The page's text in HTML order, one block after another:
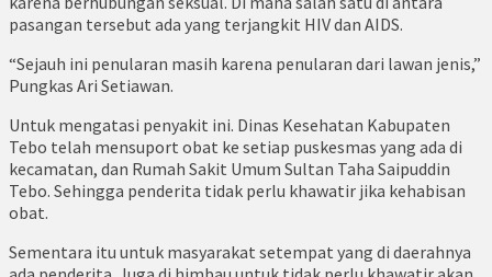
pasangan tersebut ada yang terjangkit HIV dan AIDS.
“Sejauh ini penularan masih karena penularan dari lawan jenis,”
Pungkas Ari Setiawan.
Untuk mengatasi penyakit ini. Dinas Kesehatan Kabupaten
Tebo telah mensuport obat ke setiap puskesmas yang ada di
kecamatan, dan Rumah Sakit Umum Sultan Taha Saipuddin
Tebo. Sehingga penderita tidak perlu khawatir jika kehabisan
obat.
Sementara itu untuk masyarakat setempat yang di daerahnya